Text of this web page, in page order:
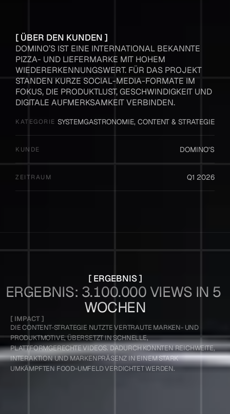
[ ÜBER DEN KUNDEN ]
DOMINO’S IST EINE INTERNATIONAL BEKANNTE
PIZZA- UND LIEFERMARKE MIT HOHEM
WIEDERERKENNUNGSWERT. FÜR DAS PROJEKT
STANDEN KURZE SOCIAL-MEDIA-FORMATE IM
FOKUS, DIE PRODUKTLUST, GESCHWINDIGKEIT UND
DIGITALE AUFMERKSAMKEIT VERBINDEN.
KATEGORIE SYSTEMGASTRONOMIE, CONTENT & STRATEGIE
KUNDE DOMINO’S
ZEITRAUM Q1 2026
[ ERGEBNIS ]
ERGEBNIS: 3.100.000 VIEWS IN 5
WOCHEN
[ IMPACT ]
DIE CONTENT-STRATEGIE NUTZTE VERTRAUTE MARKEN- UND
PRODUKTMOTIVE, ÜBERSETZT IN SCHNELLE,
PLATTFORMGERECHTE VIDEOS. DADURCH KONNTEN REICHWEITE,
INTERAKTION UND MARKENPRÄSENZ IN EINEM STARK
UMKÄMPFTEN FOOD-UMFELD VERDICHTET WERDEN.